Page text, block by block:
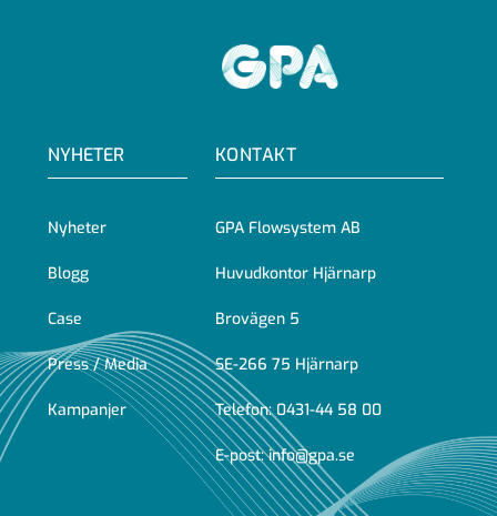
NYHETER
Nyheter
Blogg
Case
Press / Media
Kampanjer
KONTAKT
GPA Flowsystem AB
Huvudkontor Hjärnarp
Brovägen 5
SE-266 75 Hjärnarp
Telefon:0431-44 58 00
E-post:info@gpa.se